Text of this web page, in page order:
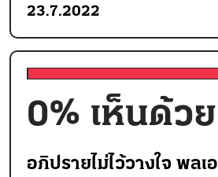
23.7.2022
0% เห็นด้วย
อภิปรายไม่ไว้วางใจ พลเ